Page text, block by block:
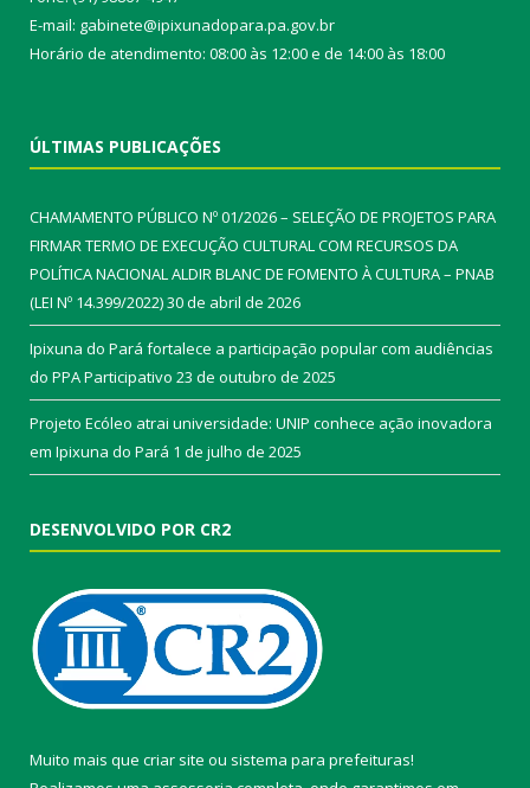
E-mail: gabinete@ipixunadopara.pa.gov.br
Horário de atendimento: 08:00 às 12:00 e de 14:00 às 18:00
ÚLTIMAS PUBLICAÇÕES
CHAMAMENTO PÚBLICO Nº 01/2026 – SELEÇÃO DE PROJETOS PARA
FIRMAR TERMO DE EXECUÇÃO CULTURAL COM RECURSOS DA
POLÍTICA NACIONAL ALDIR BLANC DE FOMENTO À CULTURA – PNAB
(LEI Nº 14.399/2022)30 de abril de 2026
Ipixuna do Pará fortalece a participação popular com audiências
do PPA Participativo 23 de outubro de 2025
Projeto Ecóleo atrai universidade: UNIP conhece ação inovadora
em Ipixuna do Pará 1 de julho de 2025
DESENVOLVIDO POR CR2
Muito mais que criar site ou sistema para prefeituras!